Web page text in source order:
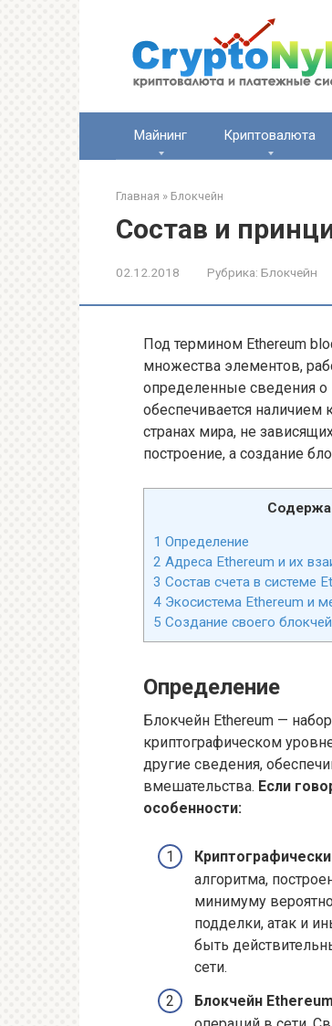
Майнинг Криптовалюта
Главная » Блокчейн
Состав и
02.12.2018 Рубрика: Блокчейн
Под термином Ethereum
множества элементов,
определенные сведения о
обеспечивается наличием
странах мира, не
построение, а создание
1 Определение
2 Адреса Ethereum и их
3 Состав счета в системе
4 Экосистема Ethereum и
5 Создание своего
Определение
Блокчейн Ethereum —
криптографическом
другие сведения,
вмешательства. Если
особенности:
алгоритма,
минимуму
подделки, атак и
быть
сети.
Блокчейн Ethereum